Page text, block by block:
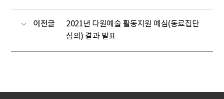
이전글 2021년 다원예술 활동지원 예심(동료집단
심의) 결과 발표